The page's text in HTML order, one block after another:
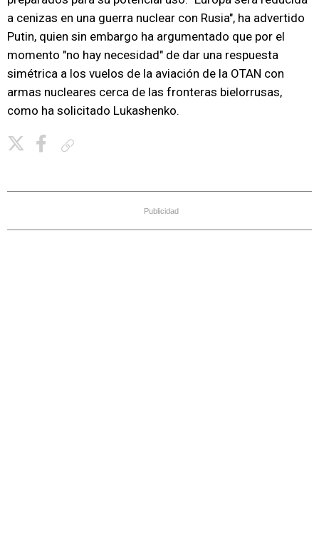
a cenizas en una guerra nuclear con Rusia", ha advertido
Putin, quien sin embargo ha argumentado que por el
momento "no hay necesidad" de dar una respuesta
simétrica a los vuelos de la aviación de la OTAN con
armas nucleares cerca de las fronteras bielorrusas,
como ha solicitado Lukashenko.
Publicidad